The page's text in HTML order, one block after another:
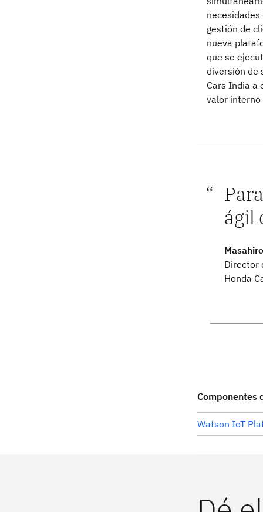
gestión de
nueva
que se
diversión de
Cars India a
valor interno
ágil
Director
Honda
Componentes
Watson IoT